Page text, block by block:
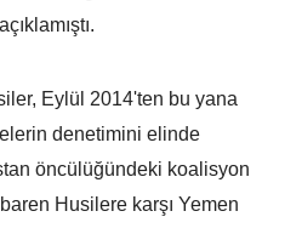
Eylül 2014'ten bu yana
denetimini elinde
öncülüğündeki koalisyon
Husilere karşı Yemen